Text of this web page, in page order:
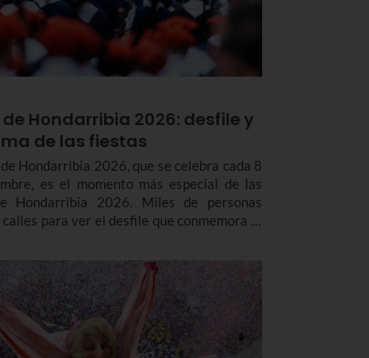
Hondarribia 2026: desfile y
de las fiestas
Hondarribia 2026, que se celebra cada 8
es el momento más especial de las
Hondarribia 2026. Miles de personas
para ver el desfile que conmemora la
renuevan el voto realizado a la Virgen de
para agradecerle su ayuda en la victoria.
más sobre el origen y el desfile del
Hondarribia 2026 y el programa de fiestas
2026. Toma nota porque las fiestas
10 de septiembre.